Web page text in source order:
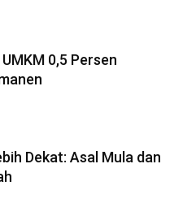
0,5 Persen
Dekat: Asal Mula dan